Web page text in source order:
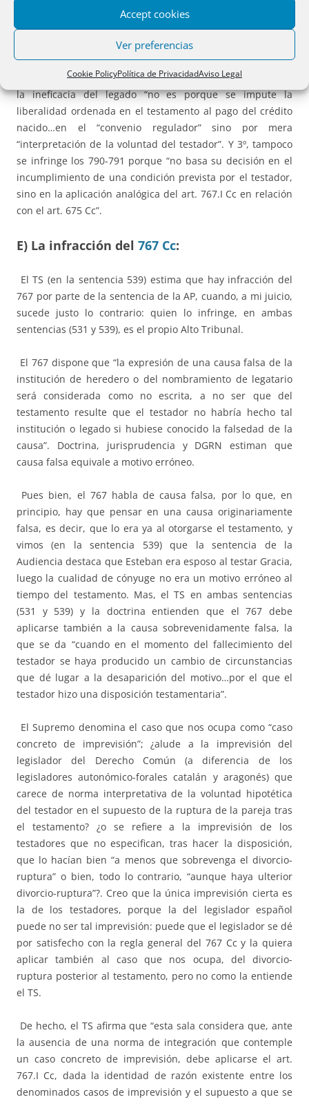
Accept cookies
Ver preferencias
Cookie PolicyPolítica de PrivacidadAviso Legal
Cc porque la ineficacia no deriva de una supuesta
revocación tácita ni de una presunción de revocación; la
revocación, por definición, es posterior al otorgamiento del
testamento y debe hacerse con las solemnidades
necesarias para testar”. 2º, tampoco se infringe el 873 Cc:
la ineficacia del legado “no es porque se impute la
liberalidad ordenada en el testamento al pago del crédito
nacido…en el “convenio regulador” sino por mera
“interpretación de la voluntad del testador”. Y 3º, tampoco
se infringe los 790-791 porque “no basa su decisión en el
incumplimiento de una condición prevista por el testador,
sino en la aplicación analógica del art. 767.I Cc en relación
con el art. 675 Cc”.
E) La infracción del 767 Cc:
El TS (en la sentencia 539) estima que hay infracción del
767 por parte de la sentencia de la AP, cuando, a mi juicio,
sucede justo lo contrario: quien lo infringe, en ambas
sentencias (531 y 539), es el propio Alto Tribunal.
El 767 dispone que “la expresión de una causa falsa de la
institución de heredero o del nombramiento de legatario
será considerada como no escrita, a no ser que del
testamento resulte que el testador no habría hecho tal
institución o legado si hubiese conocido la falsedad de la
causa”. Doctrina, jurisprudencia y DGRN estiman que
causa falsa equivale a motivo erróneo.
Pues bien, el 767 habla de causa falsa, por lo que, en
principio, hay que pensar en una causa originariamente
falsa, es decir, que lo era ya al otorgarse el testamento, y
vimos (en la sentencia 539) que la sentencia de la
Audiencia destaca que Esteban era esposo al testar Gracia,
luego la cualidad de cónyuge no era un motivo erróneo al
tiempo del testamento. Mas, el TS en ambas sentencias
(531 y 539) y la doctrina entienden que el 767 debe
aplicarse también a la causa sobrevenidamente falsa, la
que se da “cuando en el momento del fallecimiento del
testador se haya producido un cambio de circunstancias
que dé lugar a la desaparición del motivo…por el que el
testador hizo una disposición testamentaria”.
El Supremo denomina el caso que nos ocupa como “caso
concreto de imprevisión”; ¿alude a la imprevisión del
legislador del Derecho Común (a diferencia de los
legisladores autonómico-forales catalán y aragonés) que
carece de norma interpretativa de la voluntad hipotética
del testador en el supuesto de la ruptura de la pareja tras
el testamento? ¿o se refiere a la imprevisión de los
testadores que no especifican, tras hacer la disposición,
que lo hacían bien “a menos que sobrevenga el divorcio-
ruptura” o bien, todo lo contrario, “aunque haya ulterior
divorcio-ruptura”?. Creo que la única imprevisión cierta es
la de los testadores, porque la del legislador español
puede no ser tal imprevisión: puede que el legislador se dé
por satisfecho con la regla general del 767 Cc y la quiera
aplicar también al caso que nos ocupa, del divorcio-
ruptura posterior al testamento, pero no como la entiende
el TS.
De hecho, el TS afirma que “esta sala considera que, ante
la ausencia de una norma de integración que contemple
un caso concreto de imprevisión, debe aplicarse el art.
767.I Cc, dada la identidad de razón existente entre los
denominados casos de imprevisión y el supuesto a que se